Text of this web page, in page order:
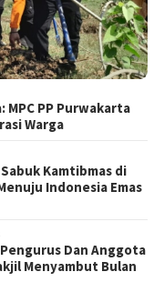
MPC PP Purwakarta
Warga
Kamtibmas di
Indonesia Emas
Dan Anggota
Menyambut Bulan